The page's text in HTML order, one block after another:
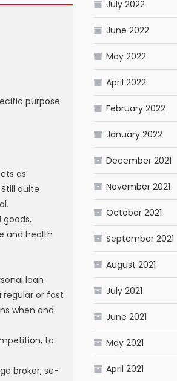
purpose
as
quite
goods,
and health
loan
or fast
when and
to
broker, se-
July 2022
June 2022
May 2022
April 2022
February 2022
January 2022
December 2021
November 2021
October 2021
September 2021
August 2021
July 2021
June 2021
May 2021
April 2021